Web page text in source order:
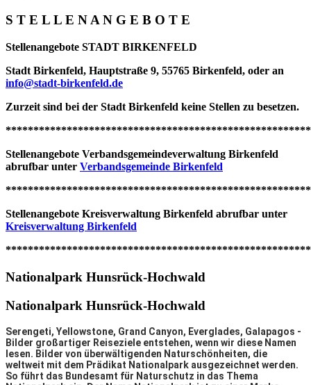
S T E L L E N A N G E B O T E
Stellenangebote STADT BIRKENFELD
Stadt Birkenfeld, Hauptstraße 9, 55765 Birkenfeld, oder an
info@stadt-birkenfeld.de
Zurzeit sind bei der Stadt Birkenfeld keine Stellen zu besetzen.
Stellenangebote Verbandsgemeindeverwaltung Birkenfeld
abrufbar unter Verbandsgemeinde Birkenfeld
Stellenangebote Kreisverwaltung Birkenfeld abrufbar unter
Kreisverwaltung Birkenfeld
Nationalpark Hunsrück-Hochwald
Nationalpark Hunsrück-Hochwald
Serengeti, Yellowstone, Grand Canyon, Everglades, Galapagos -
Bilder großartiger Reiseziele entstehen, wenn wir diese Namen
lesen. Bilder von überwältigenden Naturschönheiten, die
weltweit mit dem Prädikat Nationalpark ausgezeichnet werden.
So führt das Bundesamt für Naturschutz in das Thema